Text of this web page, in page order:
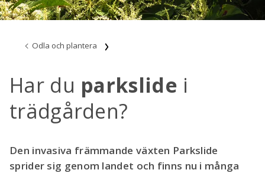
Odla och plantera
Har du parkslide i
trädgården?
Den invasiva främmande växten Parkslide
sprider sig genom landet och finns nu i många